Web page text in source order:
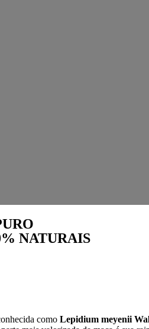
NATURAIS
como Lepidium meyenii